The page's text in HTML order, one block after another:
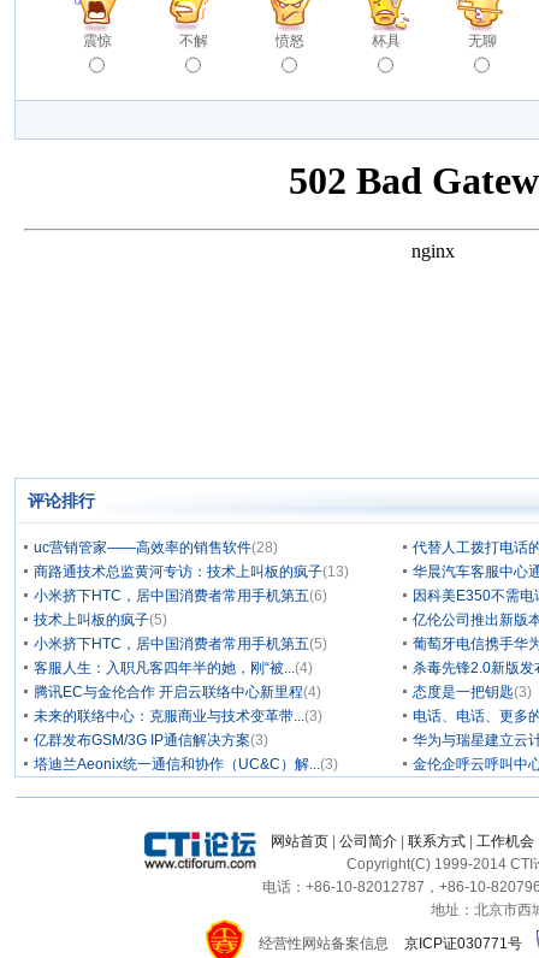
震惊 不解 愤怒 杯具 无聊
评论排行
uc营销管家——高效率的销售软件(28)
代替人工拨打电话
商路通技术总监黄河专访：技术上叫板的疯子(13)
华晨汽车客服中心
小米挤下HTC，居中国消费者常用手机第五(6)
因科美E350不需
技术上叫板的疯子(5)
亿伦公司推出新版
小米挤下HTC，居中国消费者常用手机第五(5)
葡萄牙电信携手华
客服人生：入职凡客四年半的她，刚“被...(4)
杀毒先锋2.0新版发
腾讯EC与金伦合作 开启云联络中心新里程(4) 态度是一把钥匙(3)
未来的联络中心：克服商业与技术变革带...(3)
电话、电话、更多
亿群发布GSM/3G IP通信解决方案(3)
华为与瑞星建立云
塔迪兰Aeonix统一通信和协作（UC&C）解...(3) 金伦企呼云呼叫中
网站首页 公司简介 联系方式 工作机会
Copyright(C) 1999-2014 CTI
电话：+86-10-82012787，+86-10-
地址：北京市西
经营性网站备案信息
京ICP证030771号